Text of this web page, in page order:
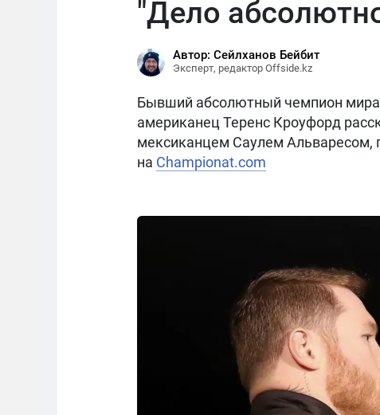
"Дело
Автор: Сейлханов Бейбит
Эксперт, редактор Offside.kz
Бывший абсолютный чемпион мира
американец Теренс Кроуфорд
мексиканцем Саулем Альваресом,
на Championat.com